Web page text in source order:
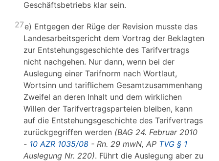
Geschäftsbetriebs klar sein.
27e) Entgegen der Rüge der Revision musste das
Landesarbeitsgericht dem Vortrag der Beklagten
zur Entstehungsgeschichte des Tarifvertrags
nicht nachgehen. Nur dann, wenn bei der
Auslegung einer Tarifnorm nach Wortlaut,
Wortsinn und tariflichem Gesamtzusammenhang
Zweifel an deren Inhalt und dem wirklichen
Willen der Tarifvertragsparteien bleiben, kann
auf die Entstehungsgeschichte des Tarifvertrags
zurückgegriffen werden (BAG 24. Februar 2010
- 10 AZR 1035/08 - Rn. 29 mwN, AP TVG § 1
Auslegung Nr. 220). Führt die Auslegung aber zu